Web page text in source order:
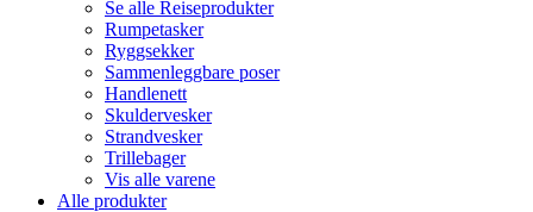
Se alle Reiseprodukter
Rumpetasker
Ryggsekker
Sammenleggbare poser
Handlenett
Skuldervesker
Strandvesker
Trillebager
Vis alle varene
Alle produkter